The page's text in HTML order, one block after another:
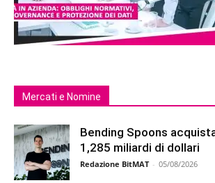
Mercati e Nomine
Bending Spoons
1,285 miliardi di dollari
Redazione BitMAT - 05/08/2026